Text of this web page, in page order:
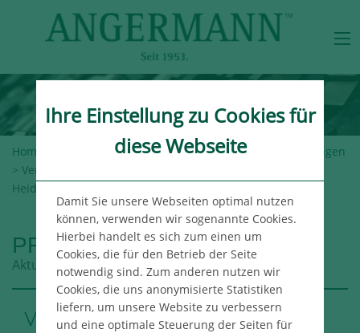
Home Angermann-Gruppe >Newsroom> Pressemeldungen
> Versicherungsmakler mietet über Angermann im
Heidenkampsweg 100
PRESSEMELDUNGEN
Aktuelle Meldungen aus der Angermann Gruppe
Versicherungsmakler mietet über
Ihre Einstellung zu Cookies für
diese Webseite
Damit Sie unsere Webseiten optimal nutzen
können, verwenden wir sogenannte Cookies.
Hierbei handelt es sich zum einen um
Cookies, die für den Betrieb der Seite
notwendig sind. Zum anderen nutzen wir
Cookies, die uns anonymisierte Statistiken
liefern, um unsere Website zu verbessern
und eine optimale Steuerung der Seiten für